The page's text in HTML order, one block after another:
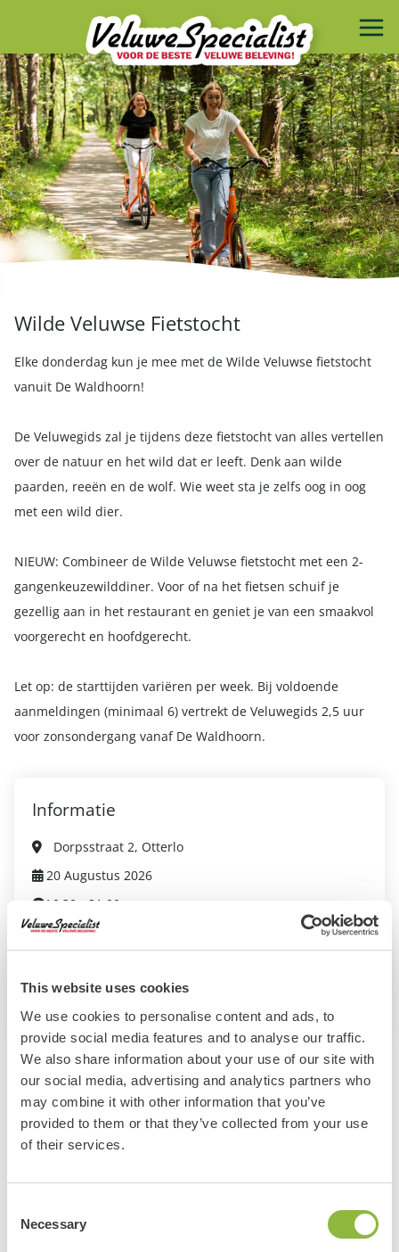
This website uses cookies
We use cookies to personalise content and ads, to
provide social media features and to analyse our traffic.
We also share information about your use of our site with
our social media, advertising and analytics partners who
may combine it with other information that you’ve
provided to them or that they’ve collected from your use
of their services.
Selection
Necessary
Wilde Veluwse Fietstocht
Elke donderdag kun je mee met de Wilde Veluwse fietstocht
vanuit De Waldhoorn!
De Veluwegids zal je tijdens deze fietstocht van alles vertellen
over de natuur en het wild dat er leeft. Denk aan wilde
paarden, reeën en de wolf. Wie weet sta je zelfs oog in oog
met een wild dier.
NIEUW: Combineer de Wilde Veluwse fietstocht met een 2-
gangenkeuzewilddiner. Voor of na het fietsen schuif je
gezellig aan in het restaurant en geniet je van een smaakvol
voorgerecht en hoofdgerecht.
Let op: de starttijden variëren per week. Bij voldoende
aanmeldingen (minimaal 6) vertrekt de Veluwegids 2,5 uur
voor zonsondergang vanaf De Waldhoorn.
Informatie
Dorpsstraat 2, Otterlo
20 Augustus 2026
16:30 - 21:00
Volwassene: €17,50
Bekijk ook deze evenementen:
Maisdoolhof in Otterlo!